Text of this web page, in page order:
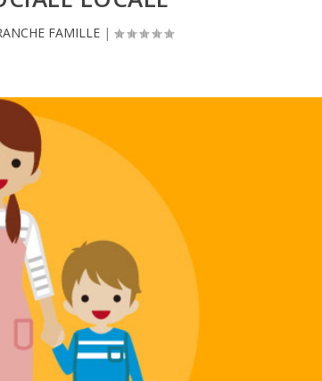
FAMILLE|